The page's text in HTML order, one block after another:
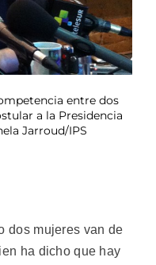
entre dos
a la Presidencia
Jarroud/IPS
dos mujeres van de
ha dicho que hay